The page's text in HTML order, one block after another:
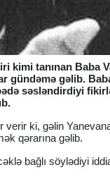
kimi tanınan Baba
gündəmə gəlib.
səsləndirdiyi
ki, gəlin
qərarına gəlib.
bağlı söylədiyi